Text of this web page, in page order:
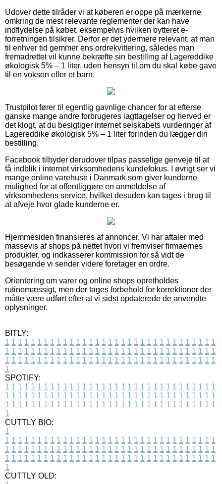
Udover dette tilråder vi at køberen er oppe på mærkerne
omkring de mest relevante reglementer der kan have
indflydelse på købet, eksempelvis hvilken bytteret e-
forretningen tilsikrer. Derfor er det ydermere relevant, at man
til enhver tid gemmer ens ordrekvittering, således man
fremadrettet vil kunne bekræfte sin bestilling af Lagereddike
økologisk 5% – 1 liter, uden hensyn til om du skal købe gave
til en voksen eller et barn.
Trustpilot fører til egentlig gavnlige chancer for at efterse
ganske mange andre forbrugeres iagttagelser og herved er
det klogt, at du besigtiger internet selskabets vurderinger af
Lagereddike økologisk 5% – 1 liter forinden du lægger din
bestilling.
Facebook tilbyder derudover tilpas passelige genveje til at
få indblik i internet virksomhedens kundefokus. I øvrigt ser vi
mange online varehuse i Danmark som giver kunderne
mulighed for at offentliggøre en anmeldelse af
virksomhedens service, hvilket desuden kan tages i brug til
at afveje hvor glade kunderne er.
Hjemmesiden finansieres af annoncer. Vi har aftaler med
massevis af shops på nettet hvori vi fremviser firmaernes
produkter, og indkasserer kommission for så vidt de
besøgende vi sender videre foretager en ordre.
Orientering om varer og online shops opretholdes
rutinemæssigt, men der tages forbehold for korrektioner der
måtte være udført efter at vi sidst opdaterede de anvendte
oplysninger.
BITLY:
1 1 1 1 1 1 1 1 1 1 1 1 1 1 1 1 1 1 1 1 1 1 1 1 1 1 1 1 1 1 1 1 1
1 1 1 1 1 1 1 1 1 1 1 1 1 1 1 1 1 1 1 1 1 1 1 1 1 1 1 1 1 1 1 1 1
1 1 1 1 1 1 1 1 1 1 1 1 1 1 1 1 1 1 1 1 1 1 1 1 1 1 1 1 1 1 1 1 1
1
SPOTIFY:
1 1 1 1 1 1 1 1 1 1 1 1 1 1 1 1 1 1 1 1 1 1 1 1 1 1 1 1 1 1 1 1 1
1 1 1 1 1 1 1 1 1 1 1 1 1 1 1 1 1 1 1 1 1 1 1 1 1 1 1 1 1 1 1 1 1
1 1 1 1 1 1 1 1 1 1 1 1 1 1 1 1 1 1 1 1 1 1 1 1 1 1 1 1 1 1 1 1 1
1
CUTTLY BIO:
1
1 1 1 1 1 1 1 1 1 1 1 1 1 1 1 1 1 1 1 1 1 1 1 1 1 1 1 1 1 1 1 1 1
1 1 1 1 1 1 1 1 1 1 1 1 1 1 1 1 1 1 1 1 1 1 1 1 1 1 1 1 1 1 1 1 1
1 1 1 1 1 1 1 1 1 1 1 1 1 1 1 1 1 1 1 1 1 1 1 1 1 1 1 1 1 1 1 1 1
1
CUTTLY OLD: